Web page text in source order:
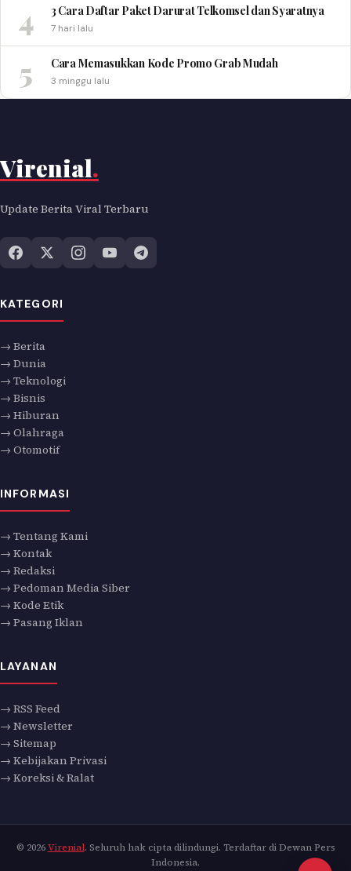
4 3 Cara Daftar Paket Darurat Telkomsel dan Syaratnya
7 hari lalu
5 Cara Memasukkan Kode Promo Grab Mudah
3 minggu lalu
Virenial.
Update Berita Viral Terbaru
KATEGORI
→ Berita
→ Dunia
→ Teknologi
→ Bisnis
→ Hiburan
→ Olahraga
→ Otomotif
INFORMASI
→ Tentang Kami
→ Kontak
→ Redaksi
→ Pedoman Media Siber
→ Kode Etik
→ Pasang Iklan
LAYANAN
→ RSS Feed
→ Newsletter
→ Sitemap
→ Kebijakan Privasi
→ Koreksi & Ralat
© 2026Virenial. Seluruh hak cipta dilindungi. Terdaftar di Dewan Pers
Indonesia.